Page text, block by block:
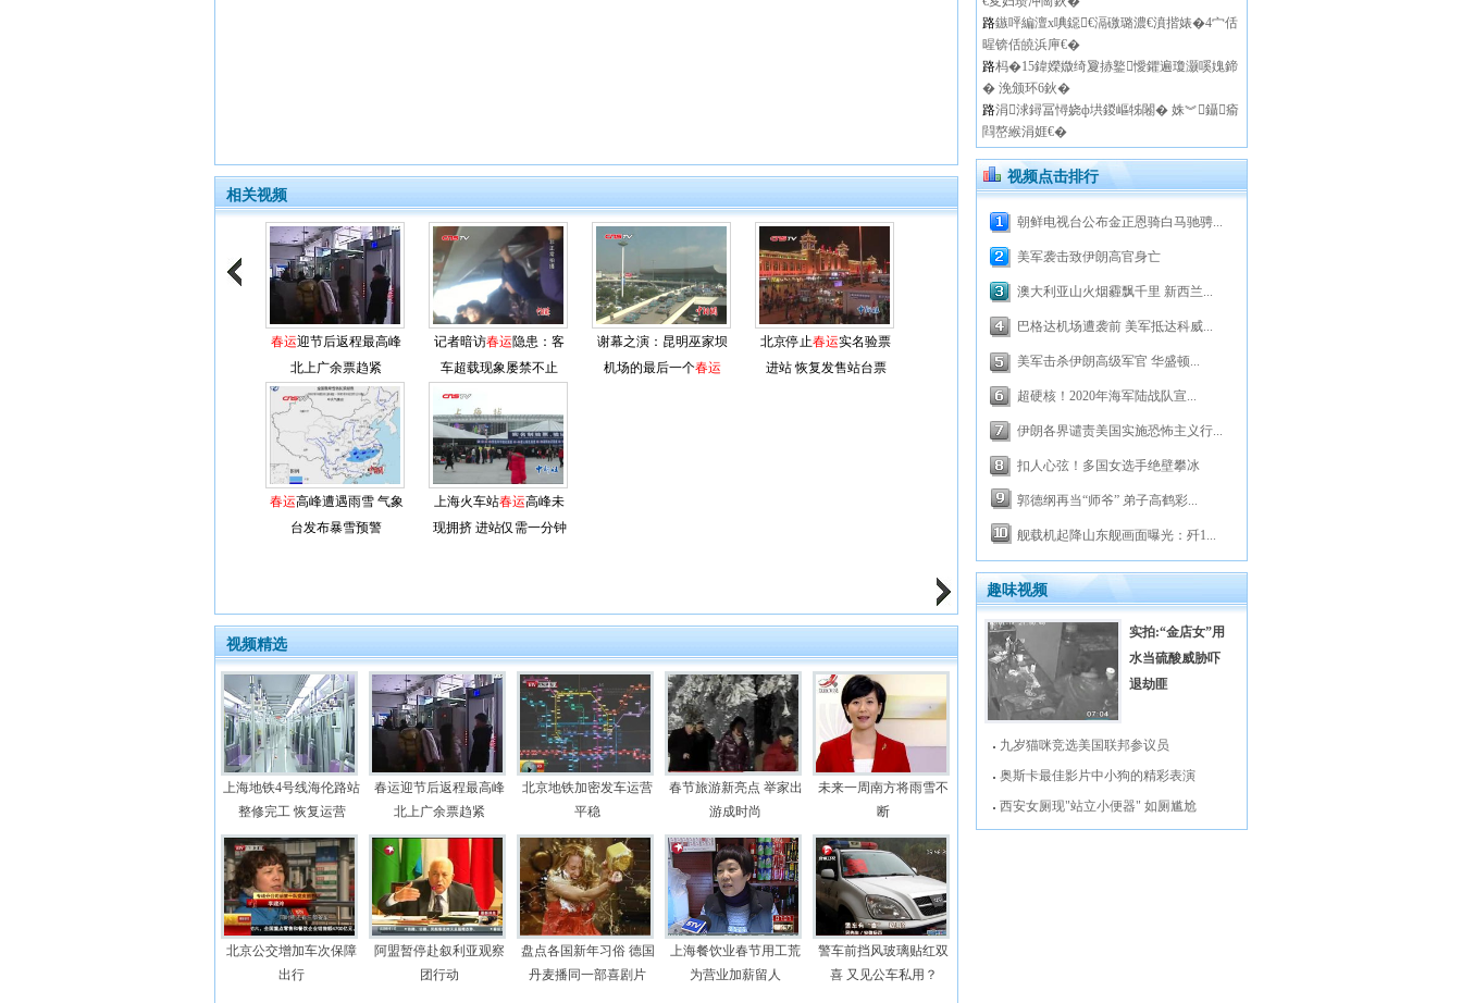
相关视频
春运迎节后返程最高峰
北上广余票趋紧
记者暗访春运隐患：客
车超载现象屡禁不止
谢幕之演：昆明巫家坝
机场的最后一个春运
北京停止春运实名验票
进站 恢复发售站台票
春运高峰遭遇雨雪 气象
台发布暴雪预警
上海火车站春运高峰未
现拥挤 进站仅需一分钟
视频精选
上海地铁4号线海伦路站
整修完工 恢复运营
春运迎节后返程最高峰
北上广余票趋紧
北京地铁加密发车运营
平稳
春节旅游新亮点 举家出
游成时尚
未来一周南方将雨雪不
断
北京公交增加车次保障
出行
阿盟暂停赴叙利亚观察
团行动
盘点各国新年习俗 德国
丹麦播同一部喜剧片
上海餐饮业春节用工荒
为营业加薪留人
警车前挡风玻璃贴红双
喜 又见公车私用？
路鏃呯編澶х唺鐚€滆礉璐濃€濆揩婊�4宀佸
暒锛佸皢浜庘€�
路杩�15鍏嬫媺绮夐捇鐜懓鑺遍瓊灏嗘媿鍗
� 浼颁环6鈥�
路涓浗鐞冨憳娆ф垬鍐嶇牬闂� 姝︾鑷瘉
閰嶅緱涓娾€�
视频点击排行
朝鲜电视台公布金正恩骑白马驰骋...
美军袭击致伊朗高官身亡
澳大利亚山火烟霾飘千里 新西兰...
巴格达机场遭袭前 美军抵达科威...
美军击杀伊朗高级军官 华盛顿...
超硬核！2020年海军陆战队宣...
伊朗各界谴责美国实施恐怖主义行...
扣人心弦！多国女选手绝壁攀冰
郭德纲再当“师爷” 弟子高鹤彩...
舰载机起降山东舰画面曝光：歼1...
趣味视频
实拍:“金店女”用
水当硫酸威胁吓
退劫匪
九岁猫咪竞选美国联邦参议员
奥斯卡最佳影片中小狗的精彩表演
西安女厕现"站立小便器" 如厕尴尬